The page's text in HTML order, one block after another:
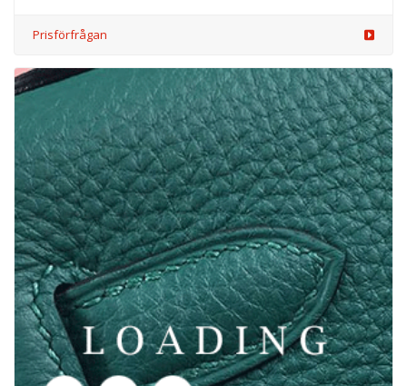
5917097/kläder från MAX MARA
Prisförfrågan